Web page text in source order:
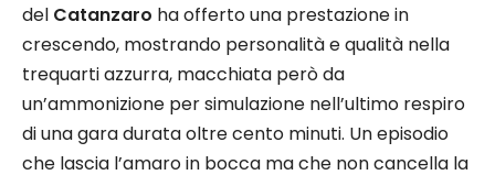
del Catanzaro ha offerto una prestazione in
crescendo, mostrando personalità e qualità nella
trequarti azzurra, macchiata però da
un’ammonizione per simulazione nell’ultimo respiro
di una gara durata oltre cento minuti. Un episodio
che lascia l’amaro in bocca ma che non cancella la